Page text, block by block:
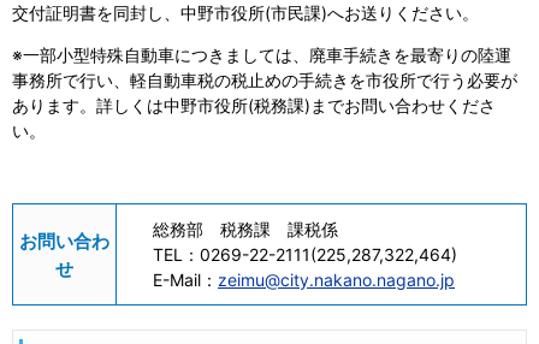
交付証明書を同封し、中野市役所(市民課)へお送りください。
※一部小型特殊自動車につきましては、廃車手続きを最寄りの陸運
事務所で行い、軽自動車税の税止めの手続きを市役所で行う必要が
あります。詳しくは中野市役所(税務課)までお問い合わせくださ
い。
お問い合わ
せ
総務部 税務課 課税係
TEL： 0269-22-2111(225,287,322,464)
E-Mail： zeimu@city.nakano.nagano.jp